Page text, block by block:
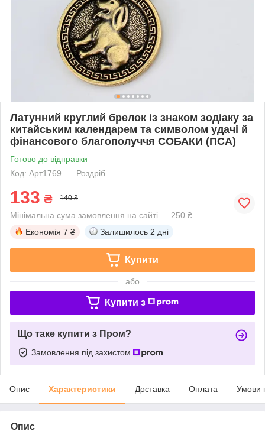
Латунний круглий брелок із знаком зодіаку за
китайським календарем та символом удачі й
фінансового благополуччя СОБАКИ (ПСА)
Готово до відправки
Код: Арт1769
Роздріб
133 ₴ 140 ₴
Мінімальна сума замовлення на сайті — 250 ₴
Економія 7 ₴ Залишилось 2 дні
Купити
або
Купити з
Що таке купити з Пром?
Замовлення під захистом
Опис Характеристики Доставка Оплата Умови
Опис